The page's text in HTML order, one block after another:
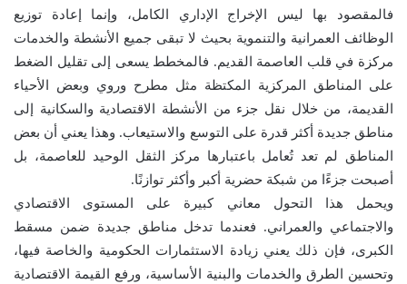
فالمقصود بها ليس الإخراج الإداري الكامل، وإنما إعادة توزيع
الوظائف العمرانية والتنموية بحيث لا تبقى جميع الأنشطة والخدمات
مركزة في قلب العاصمة القديم. فالمخطط يسعى إلى تقليل الضغط
على المناطق المركزية المكتظة مثل مطرح وروي وبعض الأحياء
القديمة، من خلال نقل جزء من الأنشطة الاقتصادية والسكانية إلى
مناطق جديدة أكثر قدرة على التوسع والاستيعاب. وهذا يعني أن بعض
المناطق لم تعد تُعامل باعتبارها مركز الثقل الوحيد للعاصمة، بل
أصبحت جزءًا من شبكة حضرية أكبر وأكثر توازنًا.
ويحمل هذا التحول معاني كبيرة على المستوى الاقتصادي
والاجتماعي والعمراني. فعندما تدخل مناطق جديدة ضمن مسقط
الكبرى، فإن ذلك يعني زيادة الاستثمارات الحكومية والخاصة فيها،
وتحسين الطرق والخدمات والبنية الأساسية، ورفع القيمة الاقتصادية